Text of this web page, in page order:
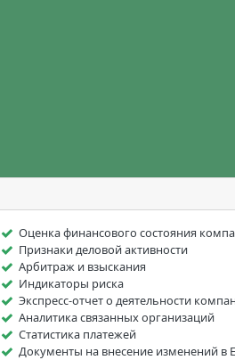
Оценка финансового состояния
Признаки деловой активности
Арбитраж и взыскания
Индикаторы риска
Экспресс-отчет о деятельности
Аналитика связанных организаций
Статистика платежей
Документы на внесение изменений